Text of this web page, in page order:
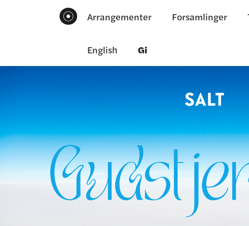
Arrangementer Forsamlinger
English Gi